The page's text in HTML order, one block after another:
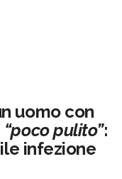
uomo con
“poco pulito”:
infezione